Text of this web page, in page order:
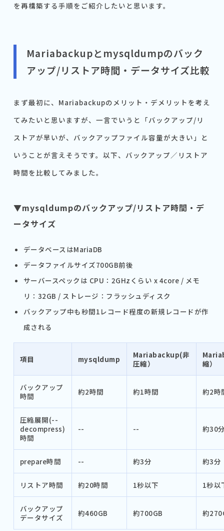
を再構築する手順をご紹介したいと思います。
Mariabackupとmysqldumpのバック
アップ/リストア時間・データサイズ比較
まず最初に、Mariabackupのメリット・デメリットを考え
てみたいと思いますが、一言でいうと「バックアップ/リ
ストアが早いが、バックアップファイル容量が大きい」と
いうことが言えそうです。以下、バックアップ／リストア
時間を比較してみました。
▼mysqldumpのバックアップ/リストア時間・デ
ータサイズ
データベースはMariaDB
データファイルサイズ700GB前後
サーバースペックは CPU：2GHzくらい x 4core / メモ
リ：32GB / ストレージ：フラッシュディスク
バックアップ中も秒間1レコード程度の新規レコードが作
成される
項目 mysqldump
Mariabackup(非
圧縮）
縮）
バックアップ
時間
約2時間 約1時間 約2時
圧縮展開(--
decompress)
時間
-- -- 約30
prepare時間 -- 約3分 約3分
リストア時間 約20時間 1秒以下 1秒以
バックアップ
データサイズ
約460GB 約700GB 約